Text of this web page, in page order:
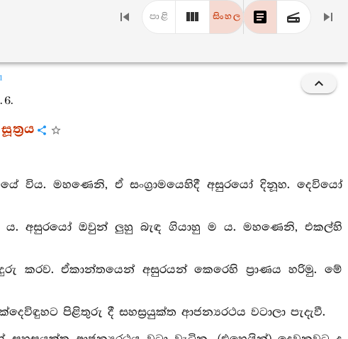
පාළි සිංහල
6.
විය. මහණෙනි, ඒ සංග්‍රාමයෙහිදී අසුරයෝ දිනූහ. දෙවියෝ
ය. අසුරයෝ ඔවුන් ලුහු බැඳ ගියාහු ම ය. මහණෙනි, එකල්හි
කරව. ඒකාන්තයෙන් අසුරයන් කෙරෙහි ප්‍රාණය හරිමු. මේ
පිළිතුරු දී සහස්‍රයුක්ත ආජන්‍යරථය වටාලා පැදැවී.